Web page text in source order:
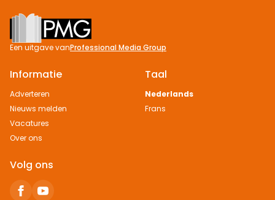
Footer
Een uitgave vanProfessional Media Group
Informatie
Adverteren
Nieuws melden
Vacatures
Over ons
Taal
Nederlands
Frans
Volg ons